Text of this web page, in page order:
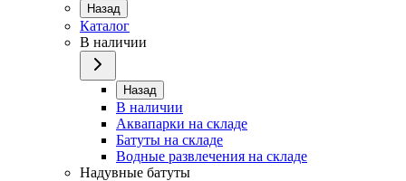
Назад
Каталог
В наличии
Назад
В наличии
Аквапарки на складе
Батуты на складе
Водные развлечения на складе
Надувные батуты